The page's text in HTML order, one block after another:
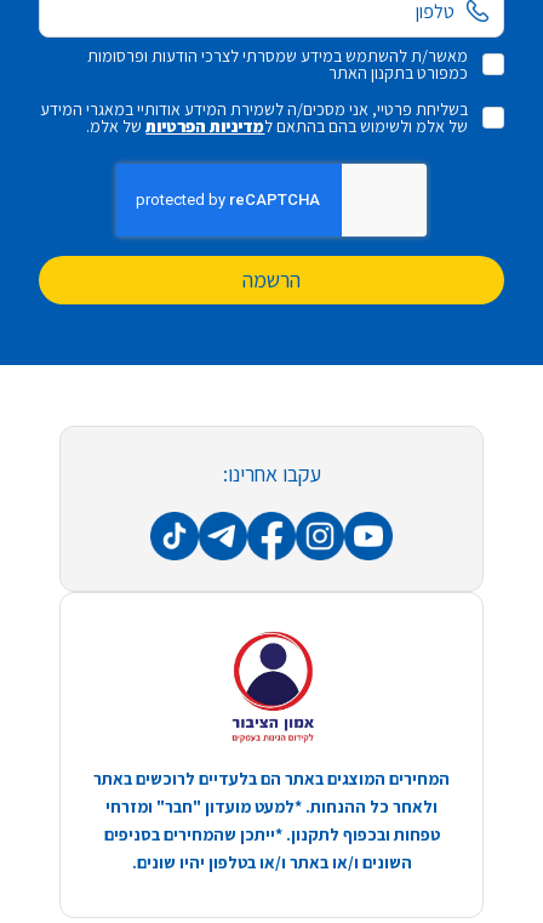
מאשר/ת להשתמש במידע שמסרתי לצרכי הודעות ופרסומות
כמפורט בתקנון האתר
בשליחת פרטיי, אני מסכים/ה לשמירת המידע אודותיי במאגרי המידע
של אלמ ולשימוש בהם בהתאם למדיניות הפרטיותשל אלמ.
הרשמה
עקבו אחרינו:
המחירים המוצגים באתר הם בלעדיים לרוכשים באתר
ולאחר כל ההנחות. *למעט מועדון "חבר" ומזרחי
טפחות ובכפוף לתקנון. *ייתכן שהמחירים בסניפים
השונים ו/או באתר ו/או בטלפון יהיו שונים.